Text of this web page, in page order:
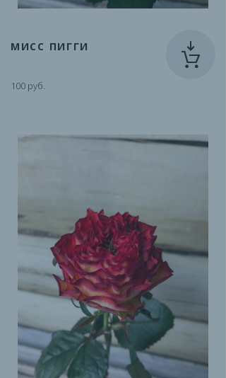
МИСС ПИГГИ
100 руб.